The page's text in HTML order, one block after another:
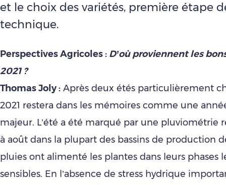
et le choix des variétés, première étape
technique.
Perspectives Agricoles : D’où proviennent les
2021 ?
Thomas Joly : Après deux étés particulièrement
2021 restera dans les mémoires comme une
majeur. L’été a été marqué par une pluviométrie
à août dans la plupart des bassins de production
pluies ont alimenté les plantes dans leurs phases
sensibles. En l’absence de stress hydrique